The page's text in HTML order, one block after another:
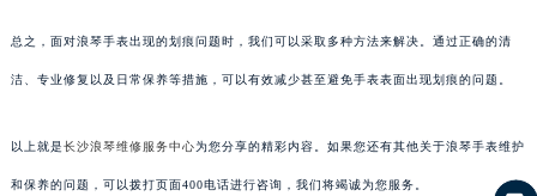
总之，面对浪琴手表出现的划痕问题时，我们可以采取多种方法来解决。通过正确的清
洁、专业修复以及日常保养等措施，可以有效减少甚至避免手表表面出现划痕的问题。
以上就是长沙浪琴维修服务中心为您分享的精彩内容。如果您还有其他关于浪琴手表维护
和保养的问题，可以拨打页面400电话进行咨询，我们将竭诚为您服务。